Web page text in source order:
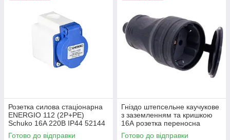
Розетка силова стаціонарна
ENERGIO 112 (2P+PE)
Schuko 16A 220В IP44 52144
Готово до відправки
Гніздо штепсельне каучукове
з заземленням та кришкою
16А розетка переносна
одинарна чорна F49
Готово до відправки